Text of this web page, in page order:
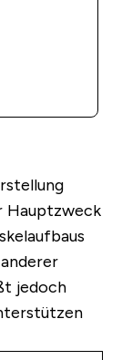
Hauptzweck
jedoch